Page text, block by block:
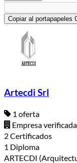
Copiar al portapapeles
Artecdi Srl
1 oferta
Empresa verificada
2 Certificados
1 Diploma
ARTECDI